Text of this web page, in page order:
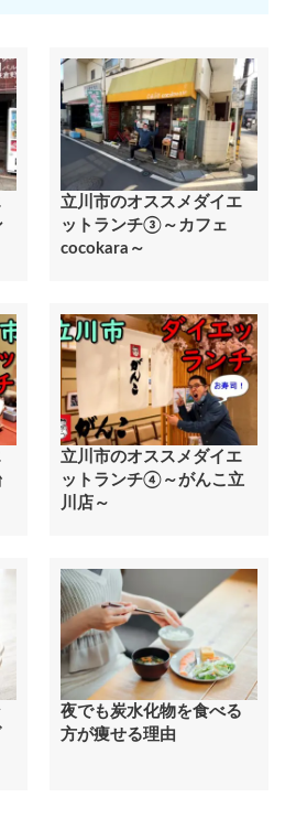
立川市のオススメダイエ
ットランチ③～カフェ
cocokara～
立川市のオススメダイエ
ットランチ④～がんこ立
川店～
夜でも炭水化物を食べる
方が痩せる理由